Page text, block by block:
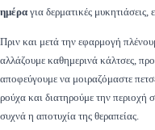
ημέρα για δερματικές
Πριν και μετά την εφαρμογή
αλλάζουμε καθημερινά κάλτσες,
αποφεύγουμε να μοιραζόμαστε
ρούχα και διατηρούμε την περιοχή
συχνά η αποτυχία της θεραπείας.